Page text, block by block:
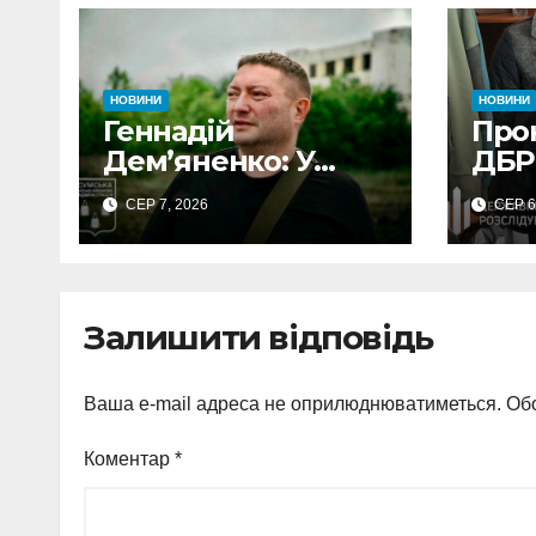
НОВИНИ
Геннадій
Дем’яненко: У
серпні над Сумами
збито 6 КАБів
СЕР 7, 2026
НОВИНИ
ДБР
СЕР
Залишити відповідь
Ваша e-mail адреса не оприлюднюватиметься.
Коментар *